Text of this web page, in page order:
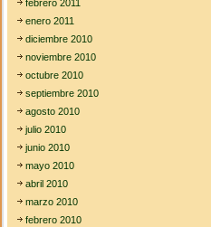
febrero 2011
enero 2011
diciembre 2010
noviembre 2010
octubre 2010
septiembre 2010
agosto 2010
julio 2010
junio 2010
mayo 2010
abril 2010
marzo 2010
febrero 2010